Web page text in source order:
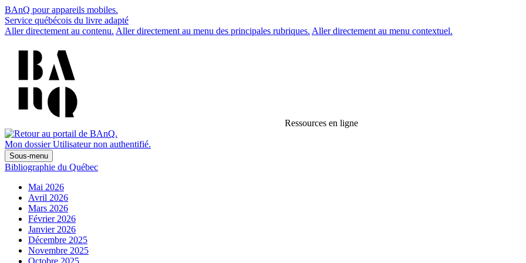
BAnQ pour appareils mobiles.
Service québécois du livre adapté
Aller directement au contenu. Aller directement au menu des principales rubriques. Aller directement au menu contextuel.
Ressources en ligne
Mon dossier Utilisateur non authentifié.
Sous-menu
Bibliographie du Québec
Mai 2026
Avril 2026
Mars 2026
Février 2026
Janvier 2026
Décembre 2025
Novembre 2025
Octobre 2025